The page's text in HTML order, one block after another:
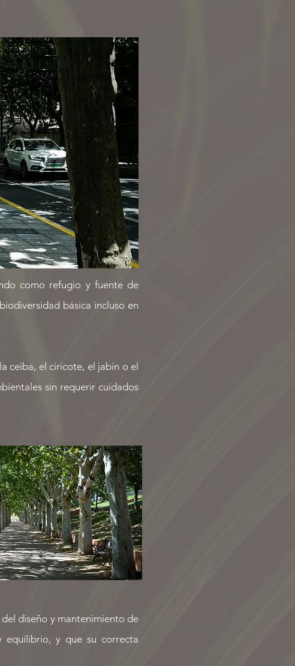
como refugio y fuente de
básica incluso en
ceiba, el ciricote, el jabín o el
sin requerir cuidados
diseño y mantenimiento de
equilibrio, y que su correcta